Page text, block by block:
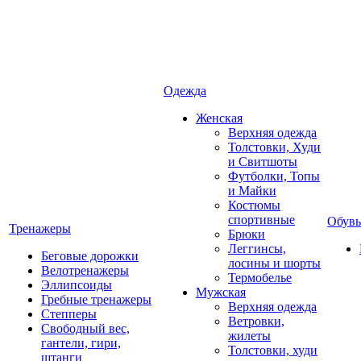
Тренажеры
Беговые дорожки
Велотренажеры
Эллипсоиды
Гребные тренажеры
Степперы
Свободный вес,
гантели, гири,
штанги
Одежда
Женская
Верхняя одежда
Толстовки, Худи
и Свитшоты
Футболки, Топы
и Майки
Костюмы
спортивные
Брюки
Леггинсы,
лосины и шорты
Термобелье
Мужская
Верхняя одежда
Ветровки,
жилеты
Толстовки, худи
Обувь